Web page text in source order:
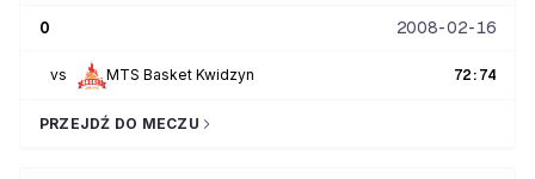
0 2008-02-16
vs MTS Basket Kwidzyn 72 : 74
PRZEJDŹ DO MECZU